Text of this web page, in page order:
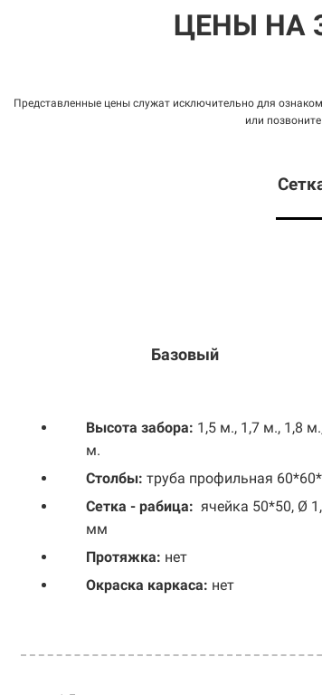
ЦЕНЫ НА
Представленные цены служат исключительно для
или
Базовый
Высота забора: 1,5 м., 1,7 м., 1,8
м.
Столбы: труба профильная
Сетка - рабица: ячейка 50*50, Ø
мм
Протяжка: нет
Окраска каркаса: нет